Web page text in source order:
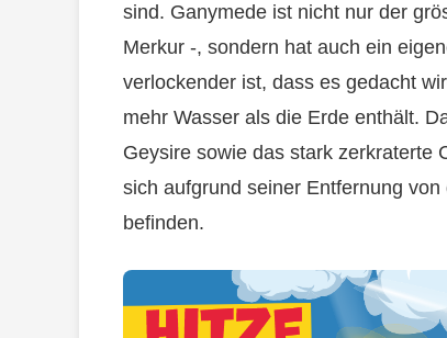
sind. Ganymede ist nicht nur der
Merkur -, sondern hat auch ein
verlockender ist, dass es gedacht
mehr Wasser als die Erde enthält.
Geysire sowie das stark zerkraterte
sich aufgrund seiner Entfernung
befinden.